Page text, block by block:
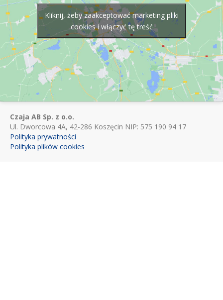
Kliknij, żeby zaakceptować marketing pliki
cookies i włączyć tę treść
Czaja AB Sp. z o.o.
Ul. Dworcowa 4A, 42-286 Koszęcin NIP: 575 190 94 17
Polityka prywatności
Polityka plików cookies